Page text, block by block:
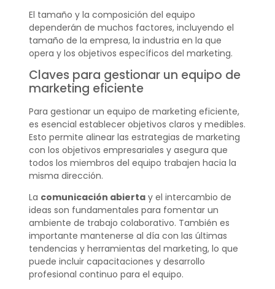
El tamaño y la composición del equipo
dependerán de muchos factores, incluyendo el
tamaño de la empresa, la industria en la que
opera y los objetivos específicos del marketing.
Claves para gestionar un equipo de
marketing eficiente
Para gestionar un equipo de marketing eficiente,
es esencial establecer objetivos claros y medibles.
Esto permite alinear las estrategias de marketing
con los objetivos empresariales y asegura que
todos los miembros del equipo trabajen hacia la
misma dirección.
La comunicación abiertay el intercambio de
ideas son fundamentales para fomentar un
ambiente de trabajo colaborativo. También es
importante mantenerse al día con las últimas
tendencias y herramientas del marketing, lo que
puede incluir capacitaciones y desarrollo
profesional continuo para el equipo.